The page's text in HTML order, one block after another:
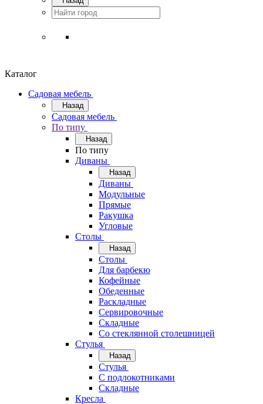
Каталог
Садовая мебель
Назад
Садовая мебель
По типу
Назад
По типу
Диваны
Назад
Диваны
Модульные
Прямые
Ракушка
Угловые
Столы
Назад
Столы
Для барбекю
Кофейные
Обеденные
Раскладные
Сервировочные
Складные
Со стеклянной столешницей
Стулья
Назад
Стулья
С подлокотниками
Складные
Кресла